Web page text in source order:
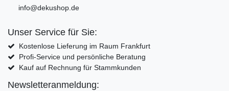
info@dekushop.de
Unser Service für Sie:
Kostenlose Lieferung im Raum Frankfurt
Profi-Service und persönliche Beratung
Kauf auf Rechnung für Stammkunden
Newsletteranmeldung: